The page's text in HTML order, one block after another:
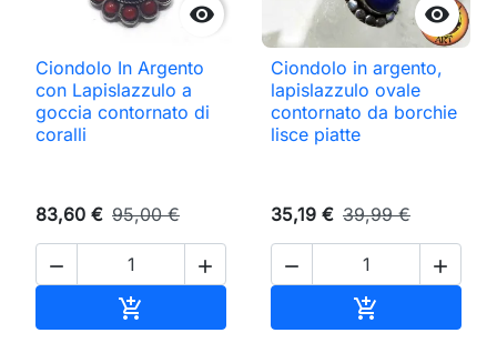

Ciondolo In Argento
con Lapislazzulo a
goccia contornato di
coralli
83,60 € 95,00 €
 


Ciondolo in argento,
lapislazzulo ovale
contornato da borchie
lisce piatte
35,19 € 39,99 €
 
